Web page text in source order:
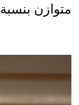
متوازن بنسبة 80 إلى 20.